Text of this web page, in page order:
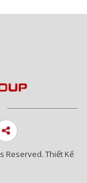
Reserved. Thiết Kế